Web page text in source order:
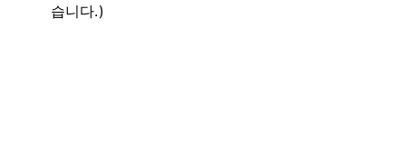
습니다.)